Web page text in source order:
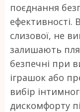
поєднання
ефективності.
слизової, не
залишають
безпечні при
іграшок або
вибір
дискомфорту